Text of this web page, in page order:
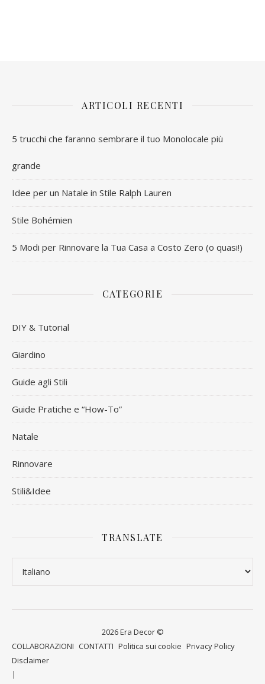
ARTICOLI RECENTI
5 trucchi che faranno sembrare il tuo Monolocale più
grande
Idee per un Natale in Stile Ralph Lauren
Stile Bohémien
5 Modi per Rinnovare la Tua Casa a Costo Zero (o quasi!)
CATEGORIE
DIY & Tutorial
Giardino
Guide agli Stili
Guide Pratiche e “How-To”
Natale
Rinnovare
Stili&Idee
TRANSLATE
2026 Era Decor ©
COLLABORAZIONI CONTATTI Politica sui cookie Privacy Policy
Disclaimer